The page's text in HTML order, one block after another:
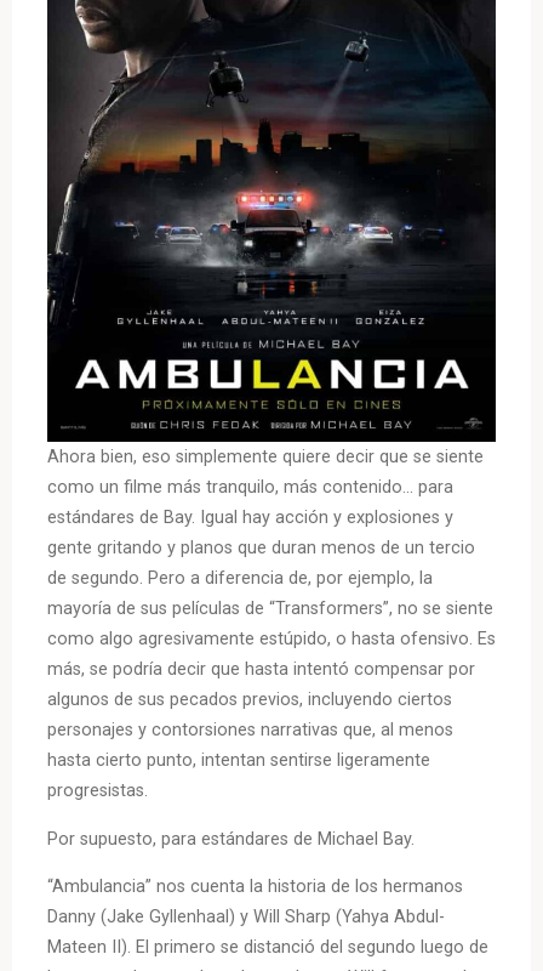
Ahora bien, eso simplemente quiere decir que se siente
como un filme más tranquilo, más contenido… para
estándares de Bay. Igual hay acción y explosiones y
gente gritando y planos que duran menos de un tercio
de segundo. Pero a diferencia de, por ejemplo, la
mayoría de sus películas de “Transformers”, no se siente
como algo agresivamente estúpido, o hasta ofensivo. Es
más, se podría decir que hasta intentó compensar por
algunos de sus pecados previos, incluyendo ciertos
personajes y contorsiones narrativas que, al menos
hasta cierto punto, intentan sentirse ligeramente
progresistas.
Por supuesto, para estándares de Michael Bay.
“Ambulancia” nos cuenta la historia de los hermanos
Danny (Jake Gyllenhaal) y Will Sharp (Yahya Abdul-
Mateen II). El primero se distanció del segundo luego de